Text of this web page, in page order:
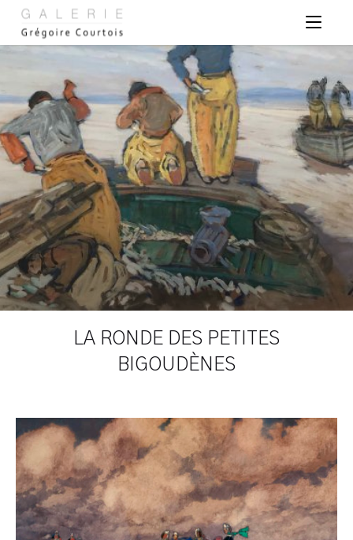
LA RONDE DES PETITES
BIGOUDÈNES
Panneau de gestion des cookies